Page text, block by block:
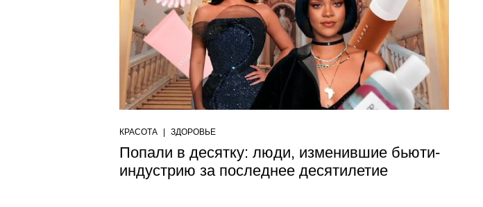
КРАСОТА ЗДОРОВЬЕ
Попали в десятку: люди, изменившие бьюти-
индустрию за последнее десятилетие